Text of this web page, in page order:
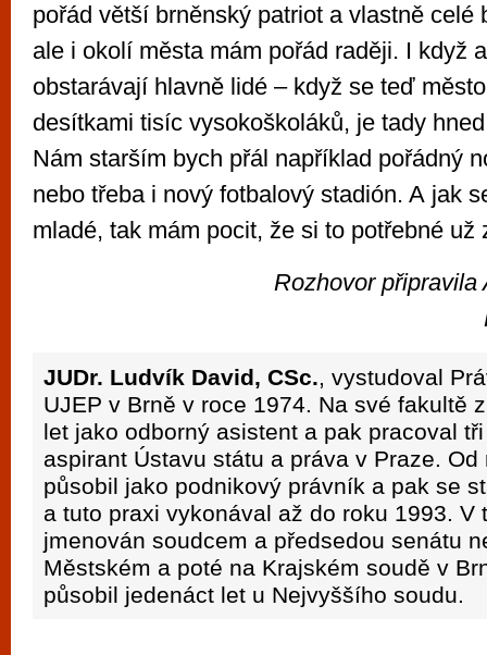
pořád větší brněnský patriot a vlastně celé
ale i okolí města mám pořád raději. I když
obstarávají hlavně lidé – když se teď
desítkami tisíc vysokoškoláků, je tady
Nám starším bych přál například pořádný
nebo třeba i nový fotbalový stadión. A jak
mladé, tak mám pocit, že si to potřebné už
Rozhovor připravila
JUDr. Ludvík David, CSc., vystudoval
UJEP v Brně v roce 1974. Na své fakultě
let jako odborný asistent a pak pracoval
aspirant Ústavu státu a práva v Praze. Od
působil jako podnikový právník a pak se
a tuto praxi vykonával až do roku 1993. V
jmenován soudcem a předsedou senátu
Městském a poté na Krajském soudě v
působil jedenáct let u Nejvyššího soudu.